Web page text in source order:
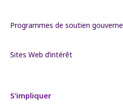
Programmes de soutien
Sites Web d’intérêt
S’impliquer